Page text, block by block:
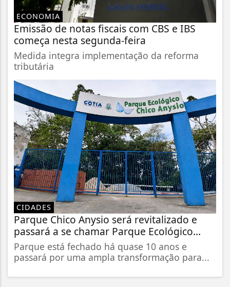
ECONOMIA
Emissão de notas fiscais com CBS e IBS
começa nesta segunda-feira
Medida integra implementação da reforma
tributária
CIDADES
Parque Chico Anysio será revitalizado e
passará a se chamar Parque Ecológico...
Parque está fechado há quase 10 anos e
passará por uma ampla transformação para...